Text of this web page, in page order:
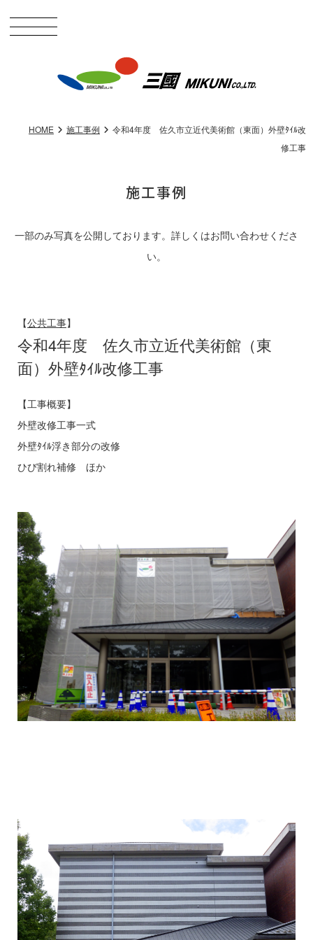
HOME 施工事例
令和4年度 佐久市立近代美術館（東面）外壁ﾀｲﾙ改
修工事
施工事例
一部のみ写真を公開しております。詳しくはお問い合わせくださ
い。
【公共工事】
令和4年度 佐久市立近代美術館（東
面）外壁ﾀｲﾙ改修工事
【工事概要】
外壁改修工事一式
外壁ﾀｲﾙ浮き部分の改修
ひび割れ補修 ほか